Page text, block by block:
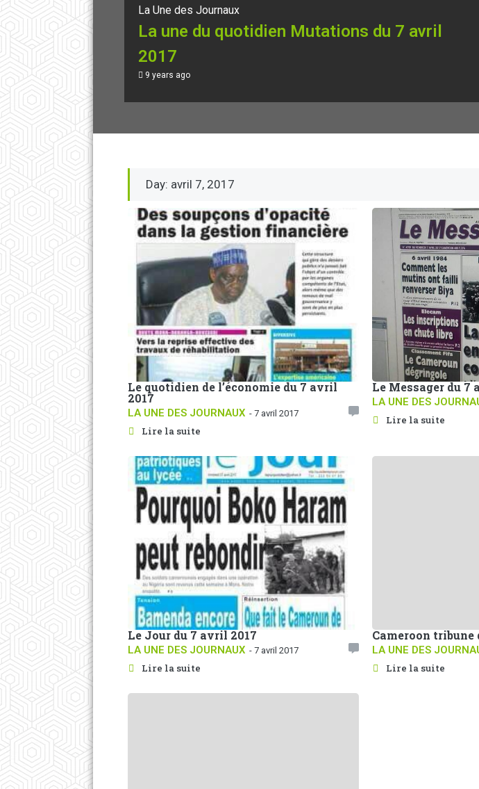
La Une des Journaux
La une du quotidien Mutations du 7 avril
2017
9 years ago
Day: avril 7, 2017
Le quotidien de l’économie du 7 avril
2017
LA UNE DES JOURNAUX - 7 avril 2017
Lire la suite
Le Messager du 7
LA UNE DES
Lire la suite
Le Jour du 7 avril 2017
LA UNE DES JOURNAUX - 7 avril 2017
Lire la suite
Cameroon tribune
LA UNE DES
Lire la suite